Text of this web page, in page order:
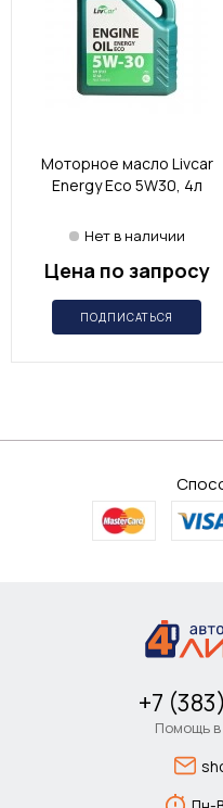
Моторное масло Livcar
Energy Eco 5W30, 4л
Нет в наличии
Цена по запросу
ПОДПИСАТЬСЯ
+7
Помощь